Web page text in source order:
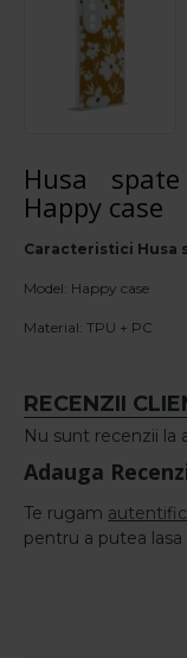
Husa
Happy case
Caracteristici Husa
Model: Happy case
Material: TPU + PC
RECENZII
Nu sunt recenzii la
Adauga
Te rugam
pentru a putea